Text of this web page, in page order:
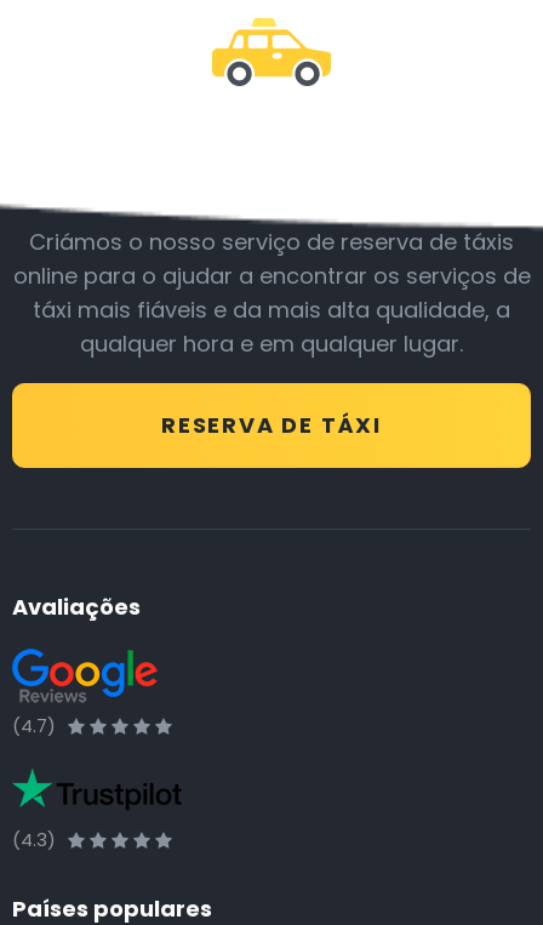
Criámos o nosso serviço de reserva de táxis
online para o ajudar a encontrar os serviços de
táxi mais fiáveis e da mais alta qualidade, a
qualquer hora e em qualquer lugar.
RESERVA DE TÁXI
Avaliações
(4.7)
(4.3)
Países populares